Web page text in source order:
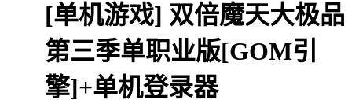
[单机游戏] 双倍魔天大极品
第三季单职业版[GOM引
擎]+单机登录器